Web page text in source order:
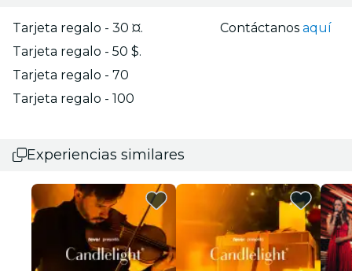
Tarjeta regalo - 30 ¤.
Tarjeta regalo - 50 $.
Tarjeta regalo - 70
Tarjeta regalo - 100
Contáctanosaquí
Experiencias similares